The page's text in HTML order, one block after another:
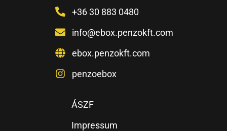
+36 30 883 0480
info@ebox.penzokft.com
ebox.penzokft.com
penzoebox
ÁSZF
Impressum